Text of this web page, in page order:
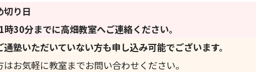
り日
30分までに高畑教室へご連絡ください。
塾いただいていない方も申し込み可能でございます。
お気軽に教室までお問い合わせください。